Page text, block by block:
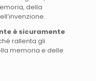
della
è sicuramente
rallenta gli
memoria e delle